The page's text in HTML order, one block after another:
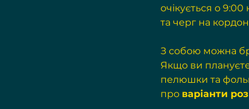
очікується о 9:00
та черг на
З собою можна
Якщо ви
пелюшки та
про варіанти